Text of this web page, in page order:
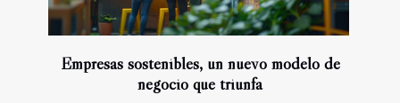
Empresas sostenibles, un nuevo modelo de
negocio que triunfa